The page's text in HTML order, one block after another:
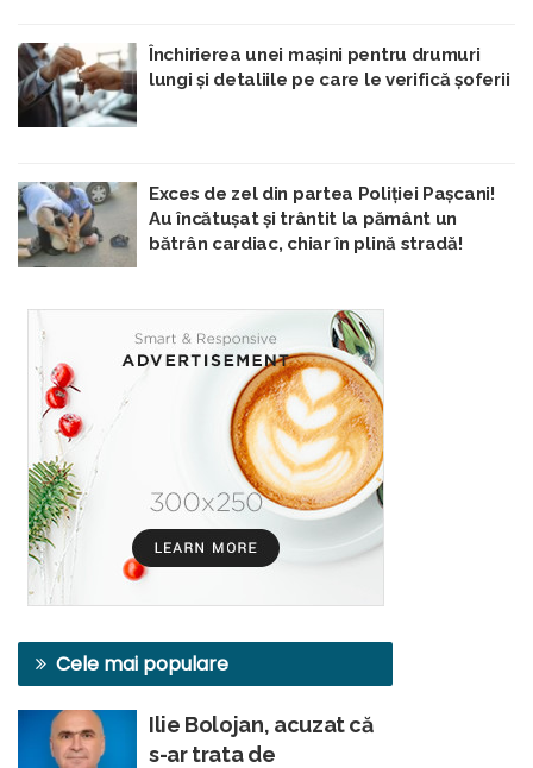
Închirierea unei mașini pentru drumuri
lungi și detaliile pe care le verifică șoferii
Exces de zel din partea Poliției Pașcani!
Au încătușat și trântit la pământ un
bătrân cardiac, chiar în plină stradă!
Cele mai populare
Ilie Bolojan, acuzat că
s-ar trata de